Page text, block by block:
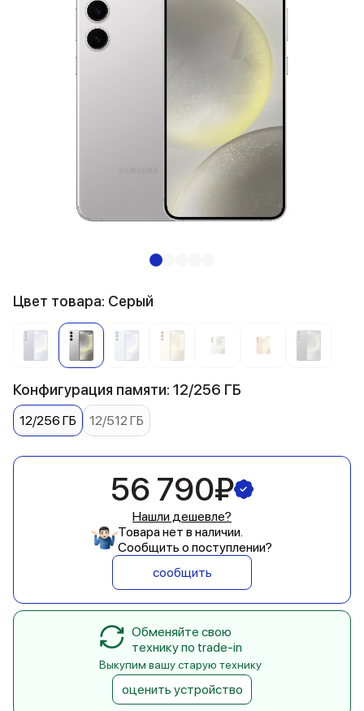
Цвет товара: Серый
Конфигурация памяти: 12/256 ГБ
12/256 ГБ 12/512 ГБ
56 790₽
Нашли дешевле?
Товара нет в наличии.
Сообщить о поступлении?
сообщить
Обменяйте свою
технику по trade-in
Выкупим вашу старую технику
оценить устройство